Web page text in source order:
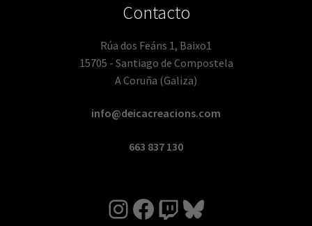
Contacto
Rúa dos Feáns 1, Baixo1
15705 - Santiago de Compostela
A Coruña (Galiza)
info@deicacreacions.com
663 837 130
Instagram
Facebook
TwitchBluesky